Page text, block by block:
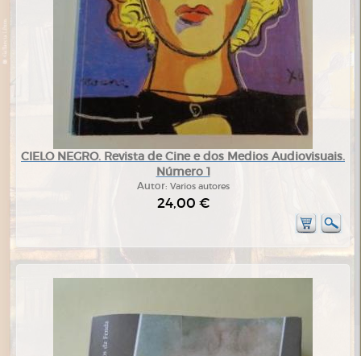
CIELO NEGRO. Revista de Cine e dos Medios Audiovisuais.
Número 1
Autor: Varios autores
24,00 €